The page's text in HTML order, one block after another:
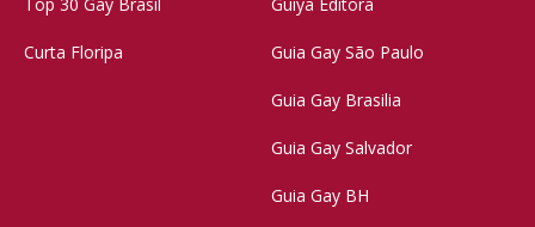
Curta Floripa Guia Gay São Paulo
Guia Gay Brasilia
Guia Gay Salvador
Guia Gay BH